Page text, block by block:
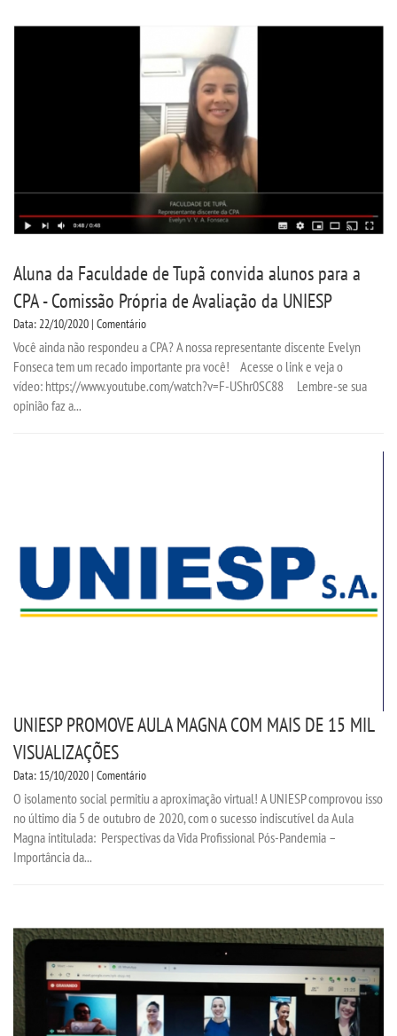
Aluna da Faculdade de Tupã convida alunos para a
CPA - Comissão Própria de Avaliação da UNIESP
Data: 22/10/2020 | Comentário
Você ainda não respondeu a CPA? A nossa representante discente Evelyn
Fonseca tem um recado importante pra você! Acesse o link e veja o
vídeo: https://www.youtube.com/watch?v=F-UShr0SC88 Lembre-se sua
opinião faz a...
UNIESP PROMOVE AULA MAGNA COM MAIS DE 15 MIL
VISUALIZAÇÕES
Data: 15/10/2020 | Comentário
O isolamento social permitiu a aproximação virtual! A UNIESP comprovou isso
no último dia 5 de outubro de 2020, com o sucesso indiscutível da Aula
Magna intitulada: Perspectivas da Vida Profissional Pós-Pandemia –
Importância da...